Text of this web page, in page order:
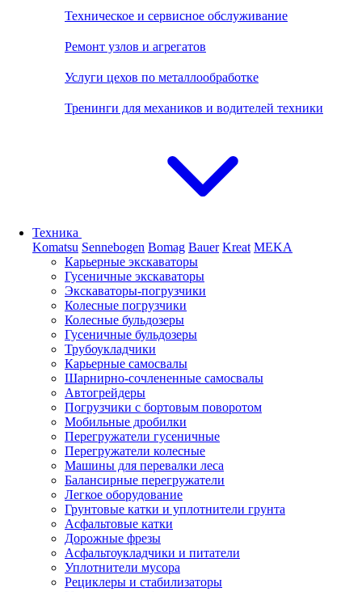
Техническое и сервисное обслуживание
Ремонт узлов и агрегатов
Услуги цехов по металлообработке
Тренинги для механиков и водителей техники
Техника
Komatsu Sennebogen Bomag Bauer Kreat MEKA
Карьерные экскаваторы
Гусеничные экскаваторы
Экскаваторы-погрузчики
Колесные погрузчики
Колесные бульдозеры
Гусеничные бульдозеры
Трубоукладчики
Карьерные самосвалы
Шарнирно-сочлененные cамосвалы
Автогрейдеры
Погрузчики с бортовым поворотом
Мобильные дробилки
Перегружатели гусеничные
Перегружатели колесные
Машины для перевалки леса
Балансирные перегружатели
Легкое оборудование
Грунтовые катки и уплотнители грунта
Асфальтовые катки
Дорожные фрезы
Асфальтоукладчики и питатели
Уплотнители мусора
Рециклеры и стабилизаторы